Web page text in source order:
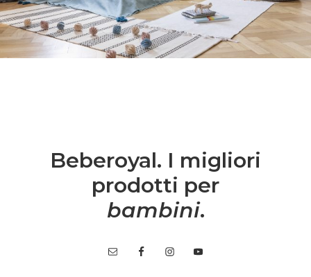
Beberoyal. I migliori
prodotti per
bambini.